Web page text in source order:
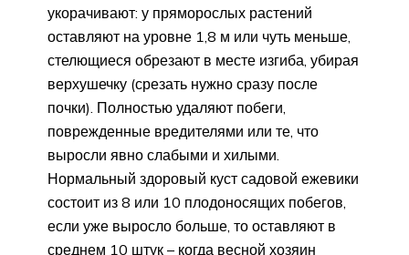
укорачивают: у пряморослых растений
оставляют на уровне 1,8 м или чуть меньше,
стелющиеся обрезают в месте изгиба, убирая
верхушечку (срезать нужно сразу после
почки). Полностью удаляют побеги,
поврежденные вредителями или те, что
выросли явно слабыми и хилыми.
Нормальный здоровый куст садовой ежевики
состоит из 8 или 10 плодоносящих побегов,
если уже выросло больше, то оставляют в
среднем 10 штук – когда весной хозяин